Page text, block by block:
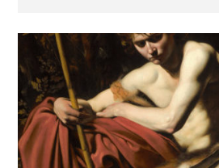
Rakowickim w Krakowie. Jerzy
Polskich Kawalerów […]